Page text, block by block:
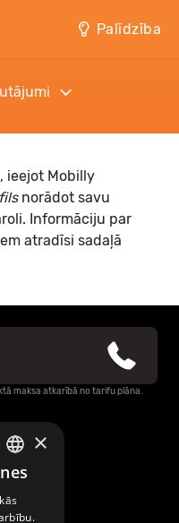
Palīdzība
ieejot Mobilly
norādot savu
Informāciju par
atradīsi sadaļā
maksa atkarībā no tarifu plāna.
LATVIAN
ENGLISH
×